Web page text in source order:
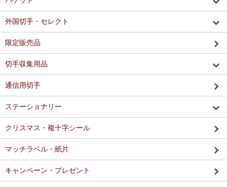
外国切手・セレクト
限定販売品
切手収集用品
通信用切手
ステーショナリー
クリスマス・複十字シール
マッチラベル・紙片
キャンペーン・プレゼント